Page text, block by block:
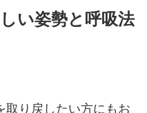
い姿勢と呼吸法
取り戻したい方にもお